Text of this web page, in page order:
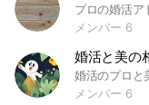
メンバー 6
婚活と美の
メンバー 6